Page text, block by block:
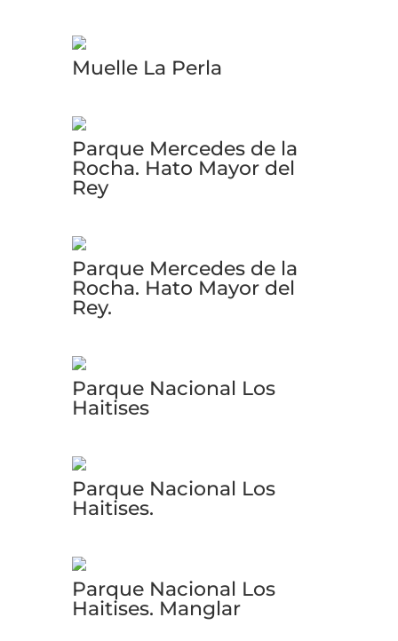
Muelle La Perla
Parque Mercedes de la
Rocha. Hato Mayor del
Rey
Parque Mercedes de la
Rocha. Hato Mayor del
Rey.
Parque Nacional Los
Haitises
Parque Nacional Los
Haitises.
Parque Nacional Los
Haitises. Manglar